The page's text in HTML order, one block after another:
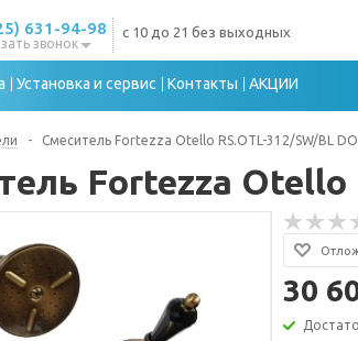
631-94-98
звонок
с 10 до 21 без выходных
Установка и сервис Контакты АКЦИИ
- Смеситель Fortezza Otello RS.OTL-312/SW/BL DO
Fortezza Otello
30